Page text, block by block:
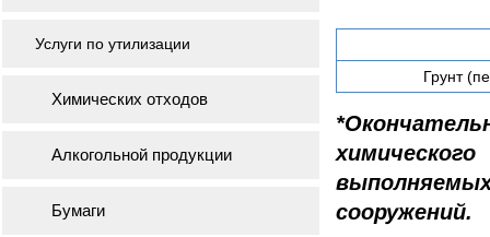
Грунт
сооружений.
Услуги по утилизации
Химических отходов
Алкогольной продукции
Бумаги